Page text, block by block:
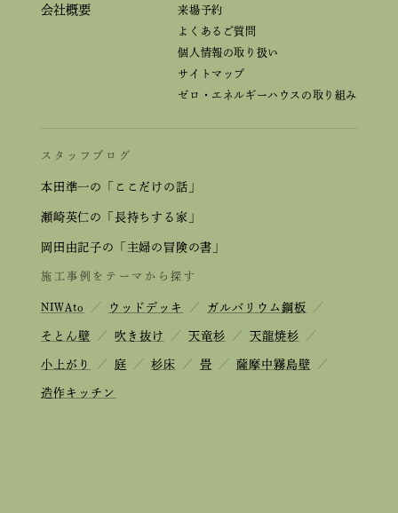
会社概要
来場予約
よくあるご質問
個人情報の取り扱い
サイトマップ
ゼロ・エネルギーハウスの取り組み
スタッフブログ
本田準一の「ここだけの話」
瀬崎英仁の「長持ちする家」
岡田由記子の「主婦の冒険の書」
施工事例をテーマから探す
NIWAto ／ ウッドデッキ ／ ガルバリウム鋼板 ／
そとん壁 ／ 吹き抜け ／ 天竜杉 ／ 天龍焼杉 ／
小上がり ／ 庭 ／ 杉床 ／ 畳 ／ 薩摩中霧島壁 ／
造作キッチン